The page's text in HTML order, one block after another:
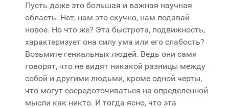
Пусть даже это большая и важная научная
область. Нет, нам это скучно, нам подавай
новое. Но что же? Эта быстрота, подвижность,
характеризует она силу ума или его слабость?
Возьмите гениальных людей. Ведь они сами
говорят, что не видят никакой разницы между
собой и другими людьми, кроме одной черты,
что могут сосредоточиваться на определенной
мысли как никто. И тогда ясно, что эта